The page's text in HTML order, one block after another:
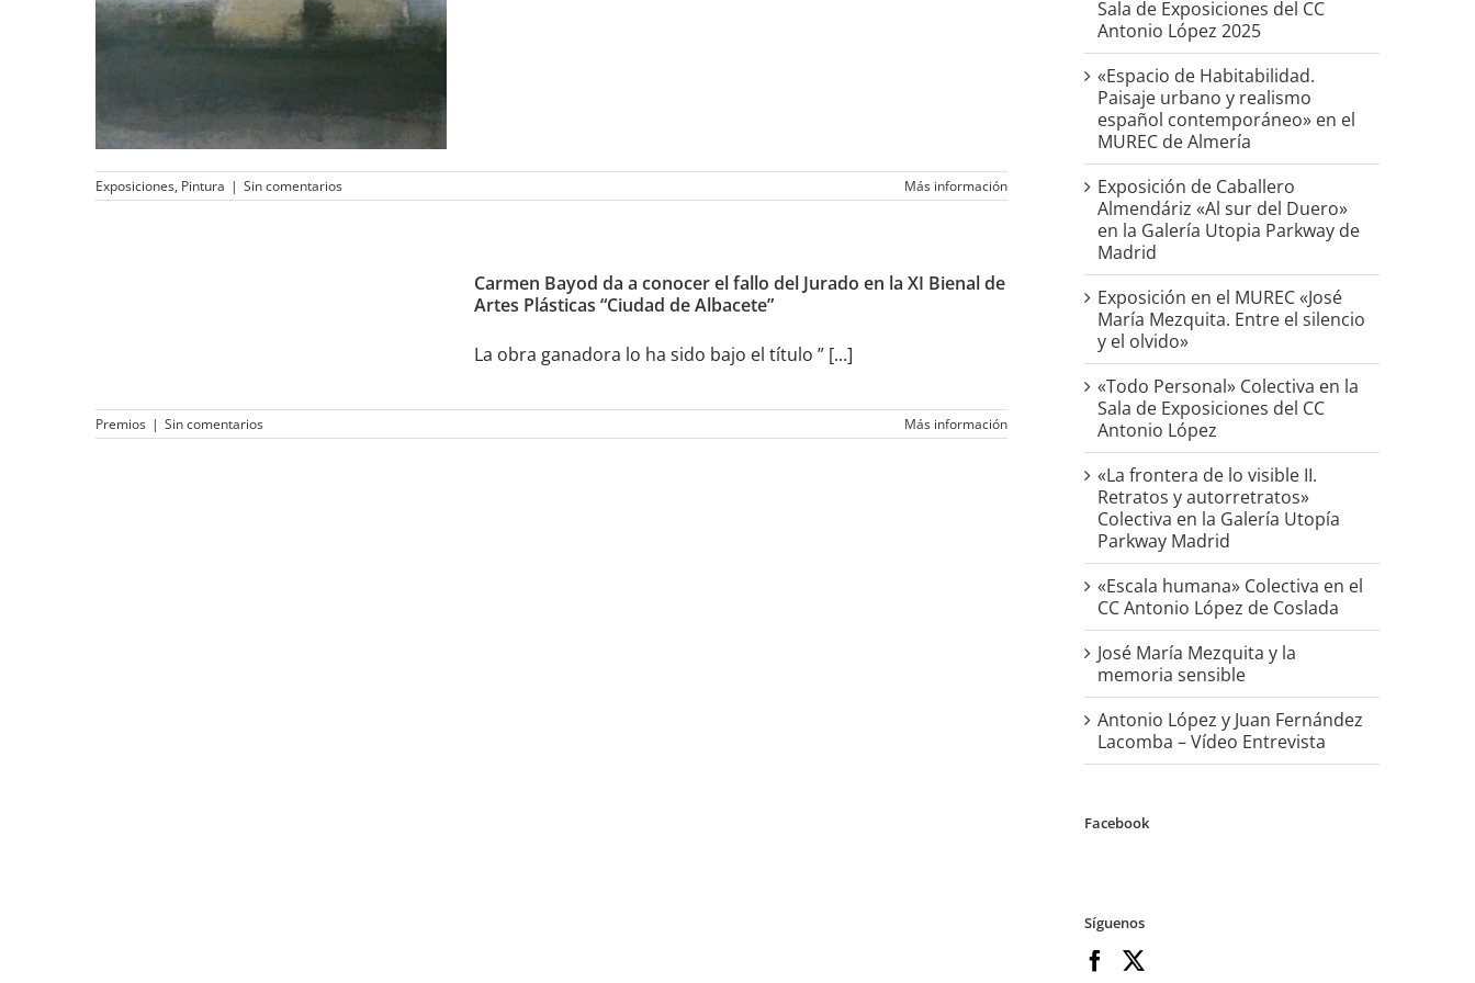
Utopia Parkway
Exposiciones, Pintura | Sin comentarios Más información
Carmen Bayod da a conocer el fallo del Jurado en la XI Bienal de
Artes Plásticas “Ciudad de Albacete”
La obra ganadora lo ha sido bajo el título ” [...]
Premios | Sin comentarios Más información
Sala de Exposiciones del CC
Antonio López 2025
«Espacio de Habitabilidad.
Paisaje urbano y realismo
español contemporáneo» en el
MUREC de Almería
Exposición de Caballero
Almendáriz «Al sur del Duero»
en la Galería Utopia Parkway de
Madrid
Exposición en el MUREC «José
María Mezquita. Entre el silencio
y el olvido»
«Todo Personal» Colectiva en la
Sala de Exposiciones del CC
Antonio López
«La frontera de lo visible II.
Retratos y autorretratos»
Colectiva en la Galería Utopía
Parkway Madrid
«Escala humana» Colectiva en el
CC Antonio López de Coslada
José María Mezquita y la
memoria sensible
Antonio López y Juan Fernández
Lacomba – Vídeo Entrevista
Facebook
Síguenos